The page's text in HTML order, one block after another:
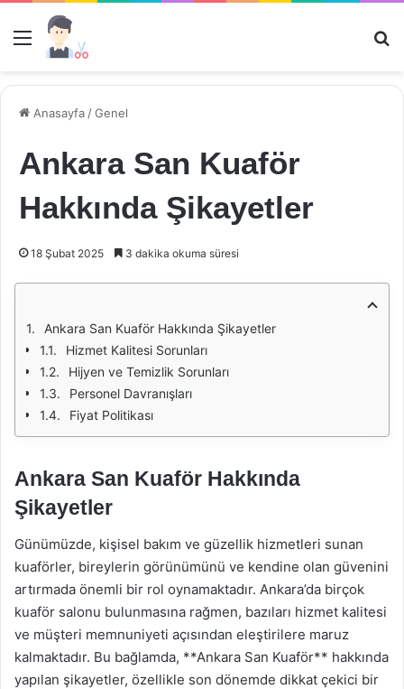
Menü
Anasayfa /Genel
Ankara San Kuaför
Hakkında Şikayetler
18 Şubat 2025 3 dakika okuma süresi
Ankara San Kuaför Hakkında Şikayetler
Hizmet Kalitesi Sorunları
Hijyen ve Temizlik Sorunları
Personel Davranışları
Fiyat Politikası
Ankara San Kuaför Hakkında
Şikayetler
Günümüzde, kişisel bakım ve güzellik hizmetleri sunan
kuaförler, bireylerin görünümünü ve kendine olan güvenini
artırmada önemli bir rol oynamaktadır. Ankara’da birçok
kuaför salonu bulunmasına rağmen, bazıları hizmet kalitesi
ve müşteri memnuniyeti açısından eleştirilere maruz
kalmaktadır. Bu bağlamda, **Ankara San Kuaför** hakkında
yapılan şikayetler, özellikle son dönemde dikkat çekici bir